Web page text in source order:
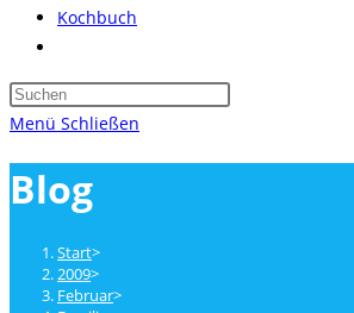
Kochbuch
umschalten
Press
Menü Schließen
Blog
Start>
2009>
Februar>